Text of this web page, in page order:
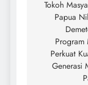
Tokoh
Papua
Program
Perkuat
Generasi